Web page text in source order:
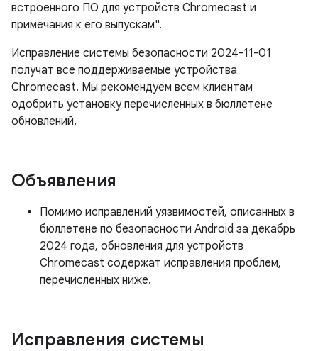
встроенного ПО для устройств Chromecast и
примечания к его выпускам".
Исправление системы безопасности 2024-11-01
получат все поддерживаемые устройства
Chromecast. Мы рекомендуем всем клиентам
одобрить установку перечисленных в бюллетене
обновлений.
Объявления
Помимо исправлений уязвимостей, описанных в
бюллетене по безопасности Android за декабрь
2024 года, обновления для устройств
Chromecast содержат исправления проблем,
перечисленных ниже.
Исправления системы